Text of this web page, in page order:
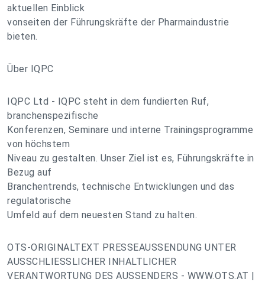
aktuellen Einblick
vonseiten der Führungskräfte der Pharmaindustrie
bieten.
Über IQPC
IQPC Ltd - IQPC steht in dem fundierten Ruf,
branchenspezifische
Konferenzen, Seminare und interne Trainingsprogramme
von höchstem
Niveau zu gestalten. Unser Ziel ist es, Führungskräfte in
Bezug auf
Branchentrends, technische Entwicklungen und das
regulatorische
Umfeld auf dem neuesten Stand zu halten.
OTS-ORIGINALTEXT PRESSEAUSSENDUNG UNTER
AUSSCHLIESSLICHER INHALTLICHER
VERANTWORTUNG DES AUSSENDERS - WWW.OTS.AT |